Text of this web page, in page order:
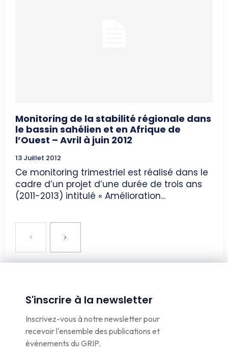
Monitoring de la stabilité régionale dans
le bassin sahélien et en Afrique de
l’Ouest – Avril à juin 2012
13 Juillet 2012
Ce monitoring trimestriel est réalisé dans le
cadre d’un projet d’une durée de trois ans
(2011-2013) intitulé « Amélioration...
S'inscrire à la newsletter
Inscrivez-vous à notre newsletter pour
recevoir l'ensemble des publications et
événements du GRIP.